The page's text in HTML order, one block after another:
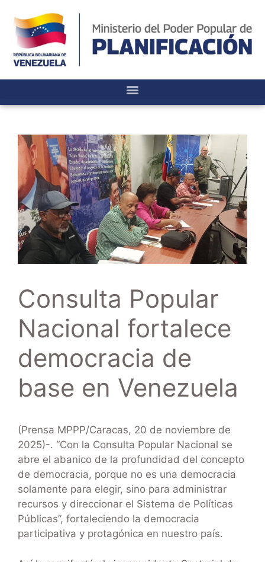
Consulta Popular
Nacional fortalece
democracia de
base en Venezuela
(Prensa MPPP/Caracas, 20 de noviembre de
2025)-. “Con la Consulta Popular Nacional se
abre el abanico de la profundidad del concepto
de democracia, porque no es una democracia
solamente para elegir, sino para administrar
recursos y direccionar el Sistema de Políticas
Públicas”, fortaleciendo la democracia
participativa y protagónica en nuestro país.